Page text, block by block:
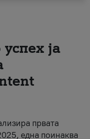
ја
првата
една поинаква